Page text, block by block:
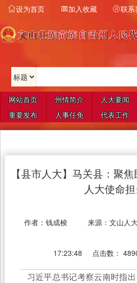
设为首页 加入收藏 联系
网站首页 州情简介 人大要闻
重要发布
人事任免 代表工作
【县市人大】马关县：聚
人大使命
作者： 钱成梭 来源： 文山人
17:23:48 点击数：
习近平总书记考察云南时指出